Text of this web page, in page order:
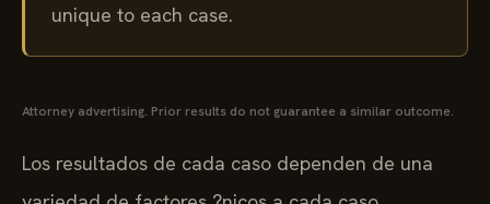
unique to each case.
Attorney advertising. Prior results do not guarantee a similar outcome.
Los resultados de cada caso dependen de una